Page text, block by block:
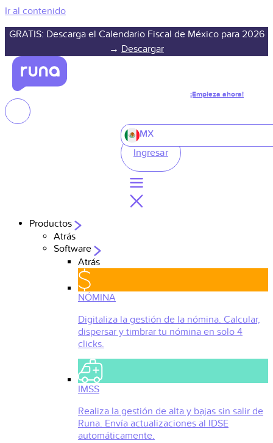
Ir al contenido
GRATIS: Descarga el Calendario Fiscal de México para 2026
→ Descargar
¡Empieza ahora!
MX
Ingresar
Productos
Atrás
Software
Atrás
NÓMINA
Digitaliza la gestión de la nómina. Calcular,
dispersar y timbrar tu nómina en solo 4
clicks.
IMSS
Realiza la gestión de alta y bajas sin salir de
Runa. Envía actualizaciones al IDSE
automáticamente.